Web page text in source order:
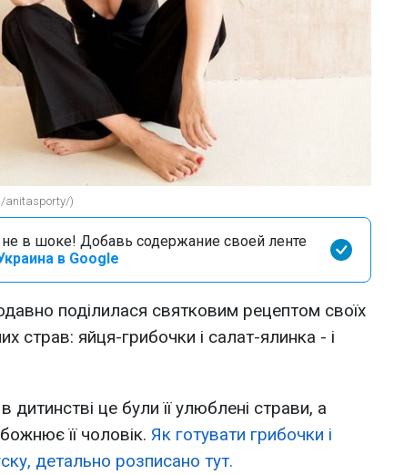
anitasporty/)
не в шоке! Добавь содержание своей ленте
в Google
поділилася святковим рецептом своїх
страв: яйця-грибочки і салат-ялинка - і
це були її улюблені страви, а
її чоловік. Як готувати грибочки і
детально розписано тут.